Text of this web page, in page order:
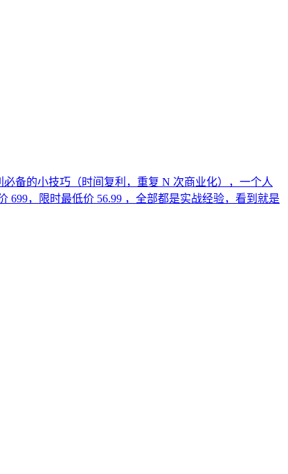
备的小技巧（时间复利，重复 N 次商业化），一个人
，限时最低价 56.99 ，全部都是实战经验，看到就是